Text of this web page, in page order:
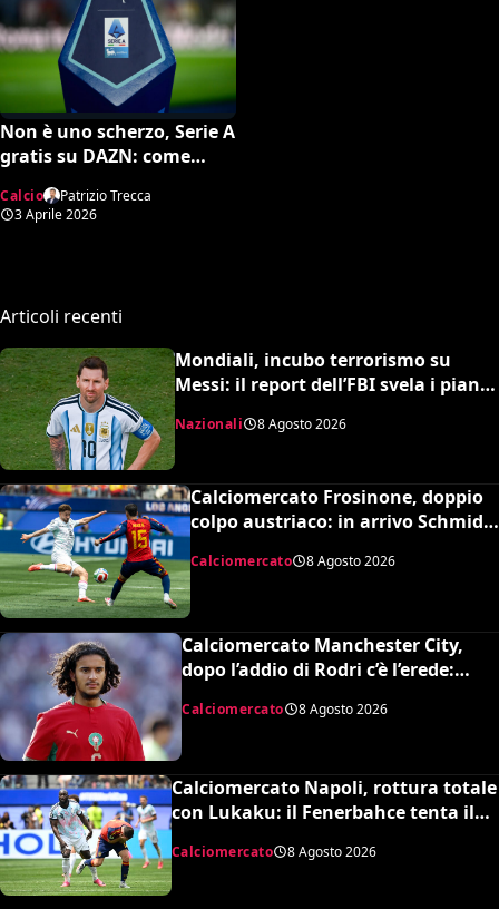
Non è uno scherzo, Serie A
gratis su DAZN: come
Calcio
Patrizio Trecca
3 Aprile 2026
Articoli recenti
Mondiali, incubo terrorismo su
Messi: il report dell’FBI svela i piani
sventati durante la Coppa del
Mondo
Nazionali 8 Agosto 2026
Calciomercato Frosinone, doppio
colpo austriaco: in arrivo Schmid e
Calciomercato 8 Agosto 2026
Calciomercato Manchester City,
dopo l’addio di Rodri c’è l’erede:
Calciomercato 8 Agosto 2026
Calciomercato Napoli, rottura totale
con Lukaku: il Fenerbahce tenta il
blitz ma c’è il nodo clausola Chelsea
Calciomercato 8 Agosto 2026